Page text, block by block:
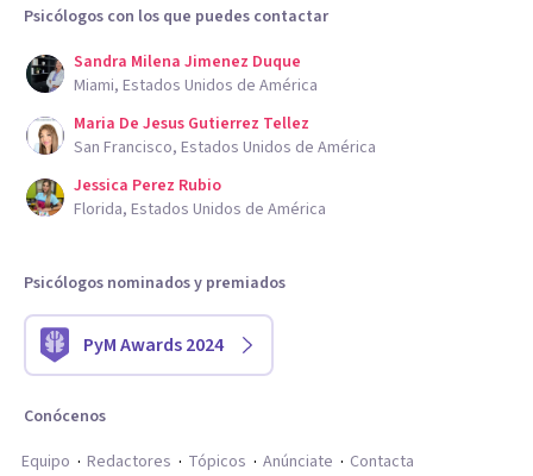
Psicólogos con los que puedes contactar
Sandra Milena Jimenez Duque
Miami, Estados Unidos de América
Maria De Jesus Gutierrez Tellez
San Francisco, Estados Unidos de América
Jessica Perez Rubio
Florida, Estados Unidos de América
Psicólogos nominados y premiados
PyM Awards 2024
Conócenos
Equipo
Redactores Tópicos Anúnciate Contacta